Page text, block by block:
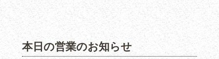
本日の営業のお知らせ